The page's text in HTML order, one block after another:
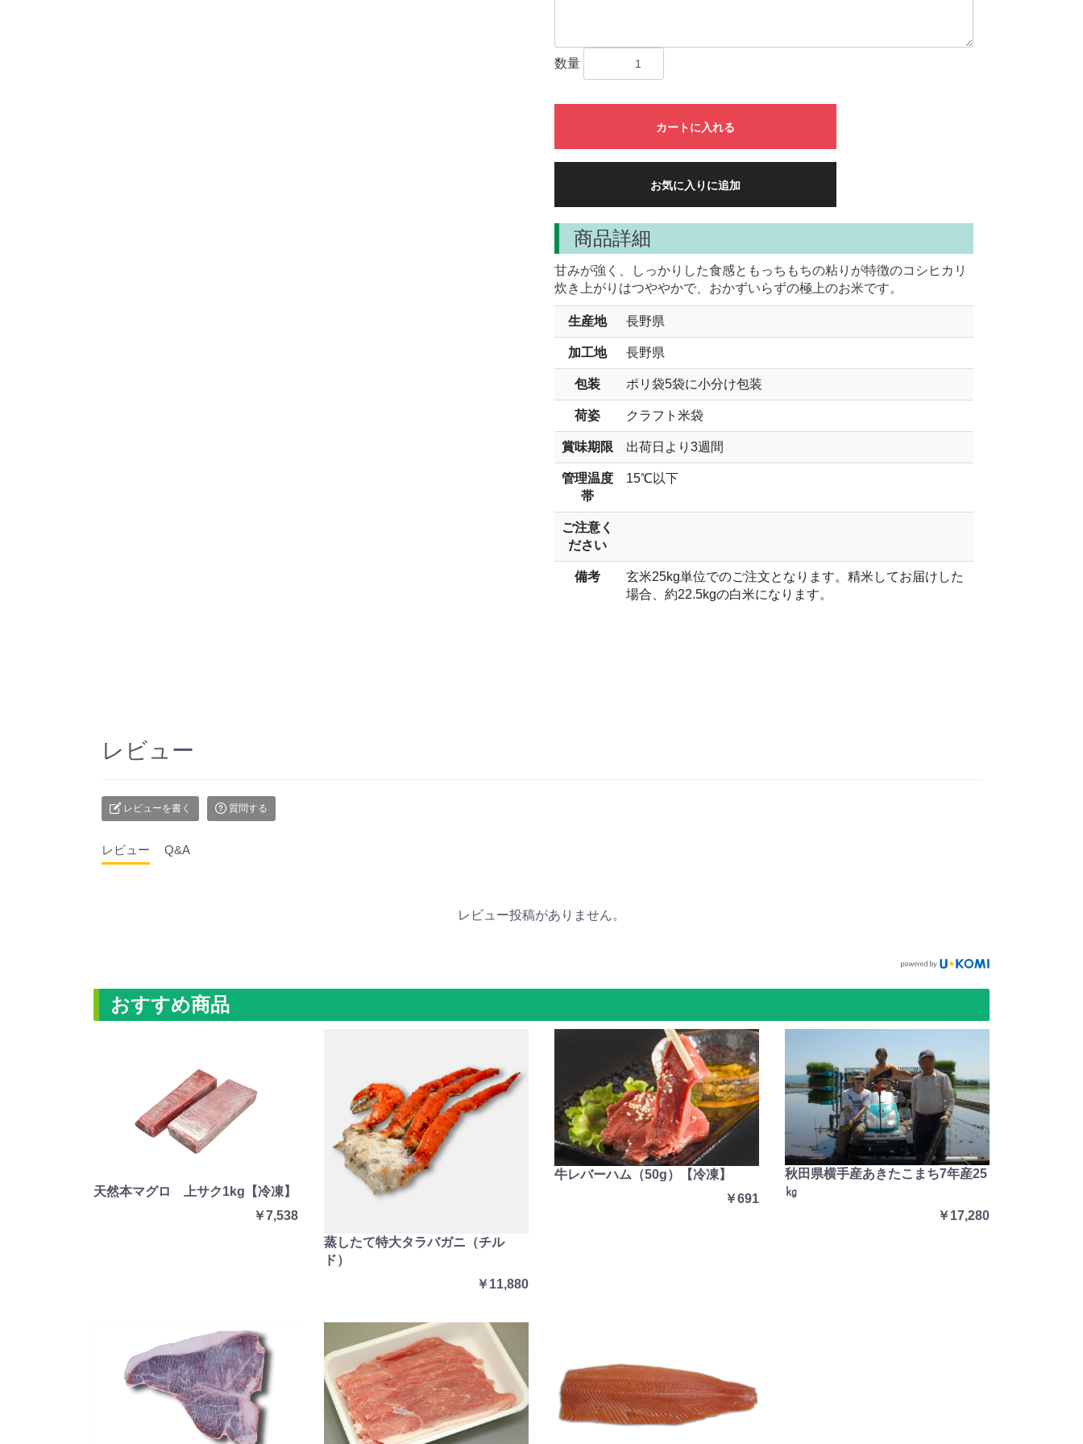
数量
カートに入れる
お気に入りに追加
商品詳細
甘みが強く、しっかりした食感ともっちもちの粘りが特徴のコシヒカリ
炊き上がりはつややかで、おかずいらずの極上のお米です。
生産地 長野県
加工地 長野県
包装 ポリ袋5袋に小分け包装
荷姿 クラフト米袋
賞味期限 出荷日より3週間
管理温度
帯
15℃以下
ご注意く
ださい
備考
玄米25kg単位でのご注文となります。精米してお届けした
場合、約22.5kgの白米になります。
レビュー
レビューを書く 質問する
レビュー Q&A
レビュー投稿がありません。
おすすめ商品
天然本マグロ 上サク1kg【冷凍】
￥7,538
蒸したて特大タラバガニ（チル
ド）
￥11,880
牛レバーハム（50g）【冷凍】
￥691
秋田県横手産あきたこまち7年産25
㎏
￥17,280